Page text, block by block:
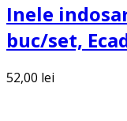
Inele
buc/set,
52,00 lei